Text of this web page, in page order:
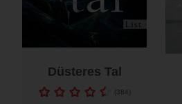
Düsteres Tal
(384